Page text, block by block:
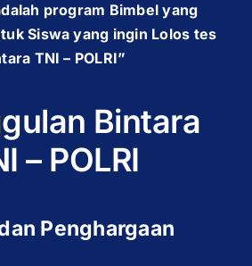
program Bimbel yang
Siswa yang ingin Lolos tes
TNI – POLRI”
Bintara
– POLRI
Penghargaan